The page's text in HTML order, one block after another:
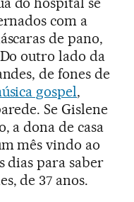
com a
de pano,
outro lado da
de fones de
gospel,
Se Gislene
a dona de casa
mês vindo ao
dias para saber
de 37 anos.